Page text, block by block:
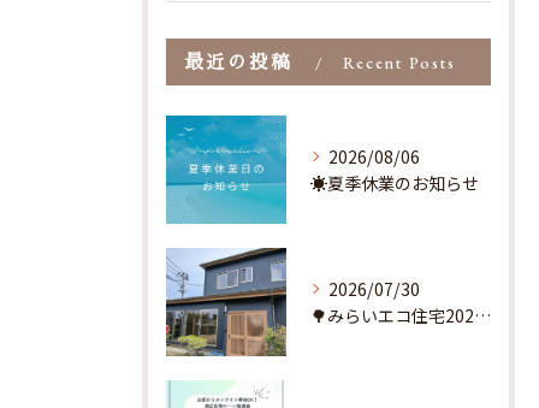
最近の投稿 Recent Posts
2026/08/06
☀️夏季休業のお知らせ
2026/07/30
🌳みらいエコ住宅2026事業とは？🌳